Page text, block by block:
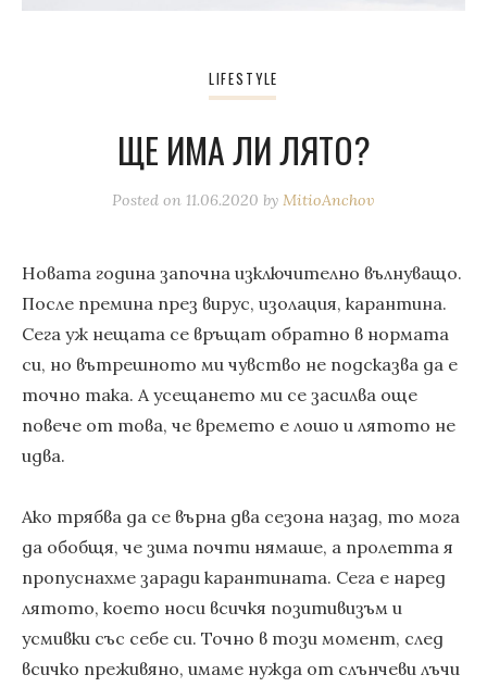
LIFESTYLE
ЩЕ ИМА ЛИ ЛЯТО?
Posted on 11.06.2020 by MitioAnchov
Новата година започна изключително вълнуващо.
После премина през вирус, изолация, карантина.
Сега уж нещата се връщат обратно в нормата
си, но вътрешното ми чувство не подсказва да е
точно така. А усещането ми се засилва още
повече от това, че времето е лошо и лятото не
идва.
Ако трябва да се върна два сезона назад, то мога
да обобщя, че зима почти нямаше, а пролетта я
пропуснахме заради карантината. Сега е наред
лятото, което носи всичкя позитивизъм и
усмивки със себе си. Точно в този момент, след
всичко преживяно, имаме нужда от слънчеви лъчи